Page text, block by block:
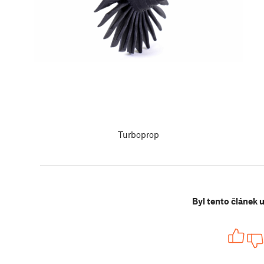
Turboprop
Byl tento článek